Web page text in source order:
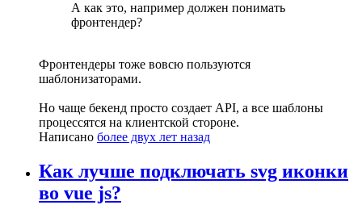
А как это, например должен понимать
фронтендер?
Фронтендеры тоже вовсю пользуются
шаблонизаторами.
Но чаще бекенд просто создает API, а все шаблоны
процессятся на клиентской стороне.
Написано более двух лет назад
Как лучше подключать svg иконки
во vue js?